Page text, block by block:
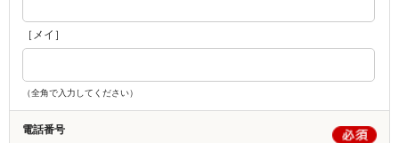
［メイ］
（全角で入力してください）
電話番号